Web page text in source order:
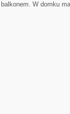
W domku